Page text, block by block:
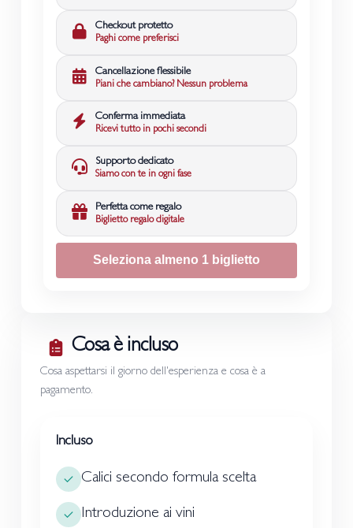
Checkout protetto
Paghi come preferisci
Cancellazione flessibile
Piani che cambiano? Nessun problema
Conferma immediata
Ricevi tutto in pochi secondi
Supporto dedicato
Siamo con te in ogni fase
Perfetta come regalo
Biglietto regalo digitale
Seleziona almeno 1 biglietto
Cosa è incluso
Cosa aspettarsi il giorno dell'esperienza e cosa è a
pagamento.
Incluso
Calici secondo formula scelta
Introduzione ai vini